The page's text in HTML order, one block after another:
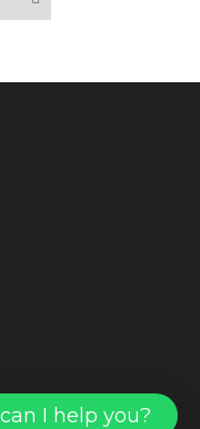
I help you?